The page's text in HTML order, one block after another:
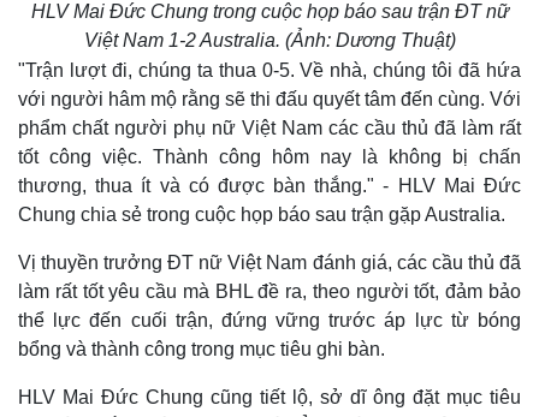
HLV Mai Đức Chung trong cuộc họp báo sau trận ĐT nữ
Việt Nam 1-2 Australia. (Ảnh: Dương Thuật)
"Trận lượt đi, chúng ta thua 0-5. Về nhà, chúng tôi đã hứa
với người hâm mộ rằng sẽ thi đấu quyết tâm đến cùng. Với
phẩm chất người phụ nữ Việt Nam các cầu thủ đã làm rất
tốt công việc. Thành công hôm nay là không bị chấn
thương, thua ít và có được bàn thắng." - HLV Mai Đức
Chung chia sẻ trong cuộc họp báo sau trận gặp Australia.
Vị thuyền trưởng ĐT nữ Việt Nam đánh giá, các cầu thủ đã
làm rất tốt yêu cầu mà BHL đề ra, theo người tốt, đảm bảo
thể lực đến cuối trận, đứng vững trước áp lực từ bóng
bổng và thành công trong mục tiêu ghi bàn.
HLV Mai Đức Chung cũng tiết lộ, sở dĩ ông đặt mục tiêu